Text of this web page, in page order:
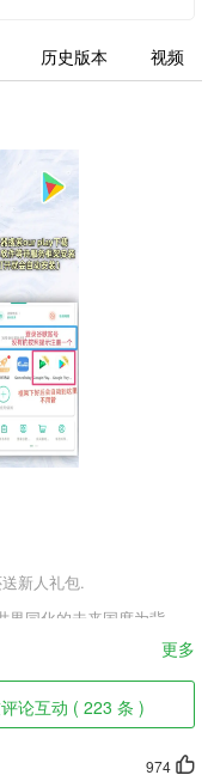
历史版本 视频
新人礼包.
界同化的未来国度为背
漫、游戏等知名男主都被
雄!一起来战!二次元的粉
、视频、GIF归类、微信
更多
论互动 ( 223 条 )
974